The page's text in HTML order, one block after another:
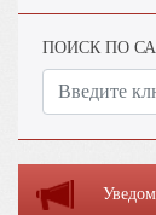
ПОИСК ПО